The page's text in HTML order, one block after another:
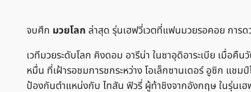
จบศึก มวยโลก ล่าสุด รุ่นเฮฟวี่เวตที่แฟนมวยรอคอย การ
เวทีมวยระดับโลก คิงดอม อารีน่า ในซาอุดิอาระเบีย เมื่
หมื่น ที่เฝ้ารอชมการชกระหว่าง โอเล็กซานเดอร์ อูซิก แช
ป้องกันตำแหน่งกับ ไทสัน ฟิวรี่ ผู้ท้าชิงจากอังกฤษ ในรุ่นเ